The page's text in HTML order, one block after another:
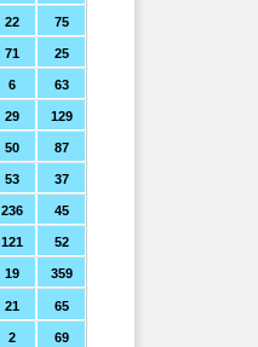
22 75
71 25
6 63
29 129
50 87
53 37
236 45
121 52
19 359
21 65
2 69